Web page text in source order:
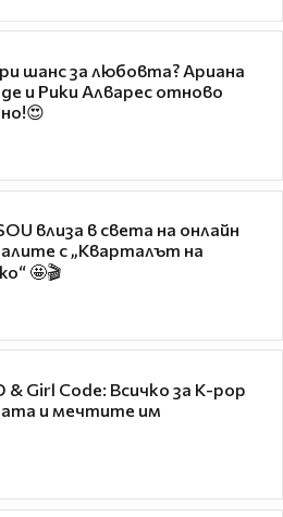
шанс за любовта? Ариана
и Рики Алварес отново
влиза в света на онлайн
с „Кварталът на
🤩🎬
& Girl Code: Всичко за K-pop
и мечтите им